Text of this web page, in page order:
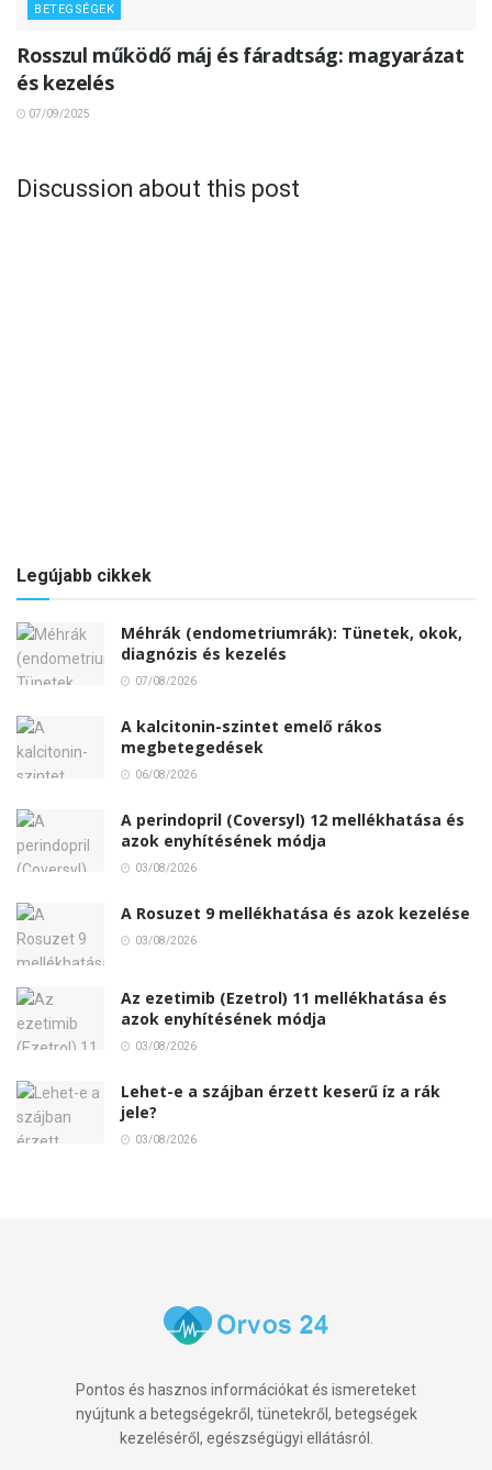
BETEGSÉGEK
Rosszul működő máj és fáradtság: magyarázat
és kezelés
07/09/2025
Discussion about this post
Legújabb cikkek
Méhrák (endometriumrák): Tünetek, okok,
diagnózis és kezelés
07/08/2026
A kalcitonin-szintet emelő rákos
megbetegedések
06/08/2026
A perindopril (Coversyl) 12 mellékhatása és
azok enyhítésének módja
03/08/2026
A Rosuzet 9 mellékhatása és azok kezelése
03/08/2026
Az ezetimib (Ezetrol) 11 mellékhatása és
azok enyhítésének módja
03/08/2026
Lehet-e a szájban érzett keserű íz a rák
jele?
03/08/2026
Pontos és hasznos információkat és ismereteket
nyújtunk a betegségekről, tünetekről, betegségek
kezeléséről, egészségügyi ellátásról.